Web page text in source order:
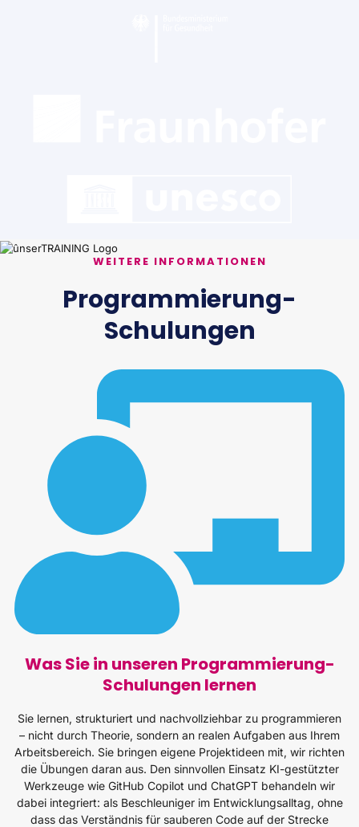
WEITERE INFORMATIONEN
Programmierung-
Schulungen
Was Sie in unseren Programmierung-
Schulungen lernen
Sie lernen, strukturiert und nachvollziehbar zu programmieren
– nicht durch Theorie, sondern an realen Aufgaben aus Ihrem
Arbeitsbereich. Sie bringen eigene Projektideen mit, wir richten
die Übungen daran aus. Den sinnvollen Einsatz KI-gestützter
Werkzeuge wie GitHub Copilot und ChatGPT behandeln wir
dabei integriert: als Beschleuniger im Entwicklungsalltag, ohne
dass das Verständnis für sauberen Code auf der Strecke